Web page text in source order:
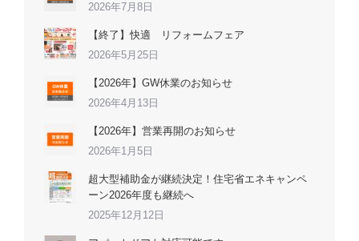
2026年7月8日
【終了】快適 リフォームフェア
2026年5月25日
【2026年】GW休業のお知らせ
2026年4月13日
【2026年】営業再開のお知らせ
2026年1月5日
超大型補助金が継続決定！住宅省エネキャンペ
ーン2026年度も継続へ
2025年12月12日